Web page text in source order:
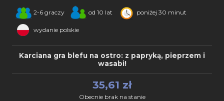
2-6 graczy od 10 lat poniżej 30 minut
wydanie polskie
Karciana gra blefu na ostro: z papryką, pieprzem i
wasabi!
35,61 zł
Obecnie brak na stanie